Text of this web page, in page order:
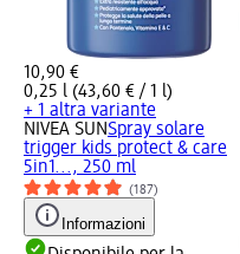
10,90 €
0,25 l (43,60 € / 1 l)
+ 1 altra variante
NIVEA SUNSpray solare
trigger kids protect & care
5in1..., 250 ml
(187)
Informazioni